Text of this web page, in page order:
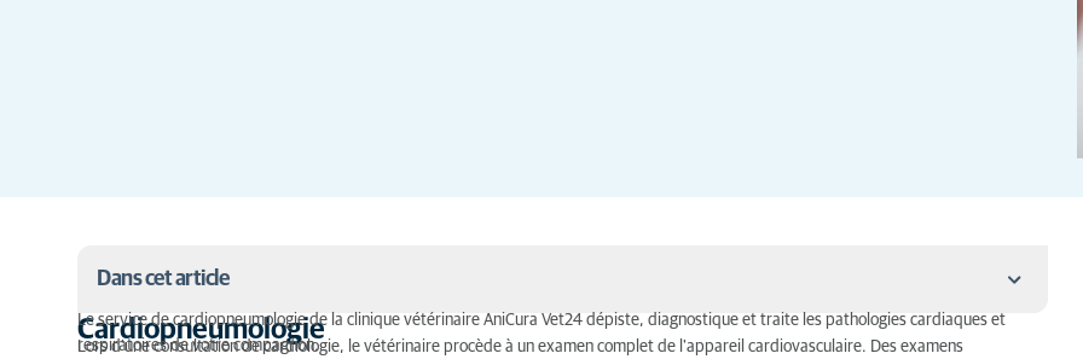
Dans cet article
Cardiopneumologie
Cardiopneumologie
Le service de cardiopneumologie de la clinique vétérinaire AniCura Vet24 dépiste, diagnostique et traite les pathologies cardiaques et
respiratoires de votre compagnon.
Lors d'une consultation de cardiologie, le vétérinaire procède à un examen complet de l'appareil cardiovasculaire. Des examens